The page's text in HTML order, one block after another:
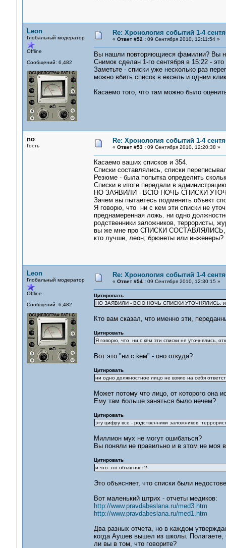
Leon
Глобальный модератор
Offline
Сообщений: 6,482
Re: Хронология событий 1-4
« Ответ #52 :09 Сентября 2010, 12:11:54 »
Вы нашли повторяющиеся фамилии? Вы
Снимок сделан 1-го сентября в 15:22 -
Заметьте - списки уже несколько раз
можно вбить список в ексель и одним
Касаемо того, что там можно было
no
Гость
Re: Хронология событий 1-4
« Ответ #53 :09 Сентября 2010, 12:20:38 »
Касаемо ваших списков и 354.
Списки составлялись, списки
Резюме - была попытка определить
Списки в итоге передали в
НО ЗАЯВИЛИ - ВСЮ НОЧЬ СПИСКИ
Зачем вы пытаетесь подменить объект
Я говорю, что ни с кем эти списки не
преднамеренная ложь. ни одно
родственники заложников, террористы,
вы же мне про СПИСКИ
кто лучше, леон, брюнеты или инженеры?
Leon
Глобальный модератор
Offline
Сообщений: 6,482
Re: Хронология событий 1-4
« Ответ #54 :09 Сентября 2010, 12:30:15 »
Цитировать
НО ЗАЯВИЛИ - ВСЮ НОЧЬ СПИСКИ УТОЧНЯЛИСЬ.
Кто вам сказал, что именно эти,
Цитировать
Я говорю, что ни с кем эти списки не уточнялись,
Вот это "ни с кем" - оно откуда?
Цитировать
ни одно должностное лицо не взяло на себя
Может потому что лицо, от которого она
Ему там больше заняться было нечем?
Цитировать
эту цифру все - родственники заложников,
Миллион мух не могут ошибаться?
Вы поняли не правильно и в этом не моя
Цитировать
и что это объясняет?
Это объясняет, что списки были
Вот маленький штрих - отчеты медиков:
http://www.pravdabeslana.ru/med3.htm
http://www.pravdabeslana.ru/med1.htm
Два разных отчета, но в каждом
когда Аушев вышел из школы.
ли вы в том, что говорите?